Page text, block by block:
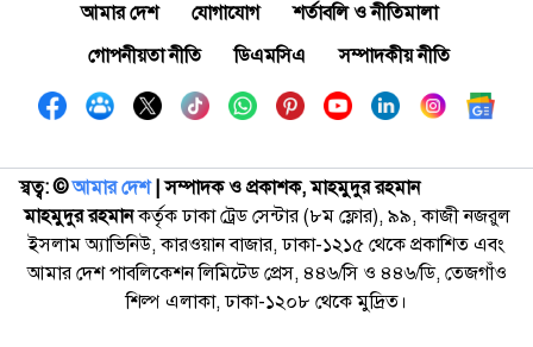
আমার দেশ যোগাযোগ
শর্তাবলি ও নীতিমালা
গোপনীয়তা নীতি
ডিএমসিএ সম্পাদকীয় নীতি
স্বত্ব: ©️আমার দেশ| সম্পাদক ও প্রকাশক, মাহমুদুর রহমান
মাহমুদুর রহমানকর্তৃক ঢাকা ট্রেড সেন্টার (৮ম ফ্লোর), ৯৯, কাজী নজরুল
ইসলাম অ্যাভিনিউ, কারওয়ান বাজার, ঢাকা-১২১৫ থেকে প্রকাশিত এবং
আমার দেশ পাবলিকেশন লিমিটেড প্রেস, ৪৪৬/সি ও ৪৪৬/ডি, তেজগাঁও
শিল্প এলাকা, ঢাকা-১২০৮ থেকে মুদ্রিত।